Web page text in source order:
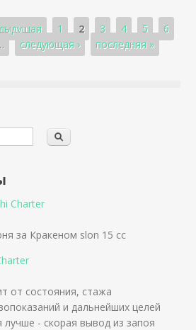
1 2 3 4 5
6
следующая › последняя »
Charter
за Кракеном slon 15 cc
от состояния, стажа
и дальнейших целей
лучше - скорая вывод из запоя